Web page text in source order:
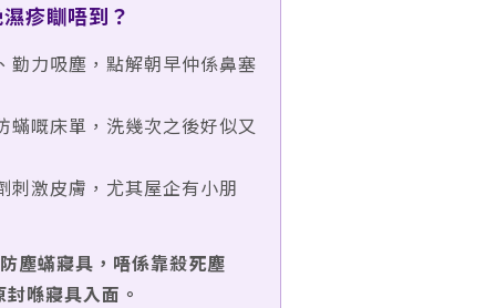
疹瞓唔到？
力吸塵，點解朝早仲係鼻塞
嘅床單，洗幾次之後好似又
激皮膚，尤其屋企有小朋
塵蟎寢具，唔係靠殺死塵
喺寢具入面。